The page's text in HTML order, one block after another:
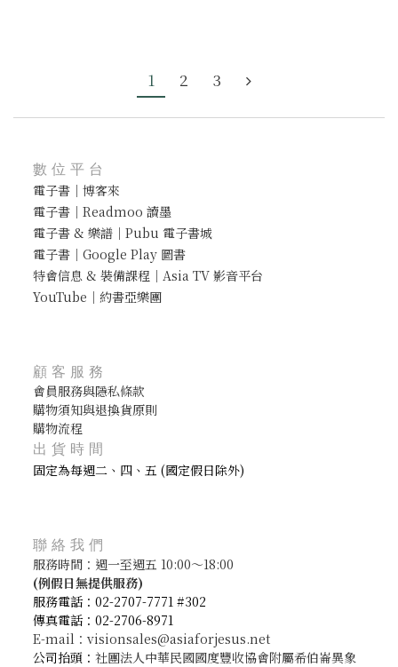
1 2 3
數位平台
電子書｜博客來
電子書｜Readmoo 讀墨
電子書 & 樂譜｜Pubu 電子書城
電子書｜Google Play 圖書
特會信息 & 裝備課程｜Asia TV 影音平台
YouTube｜約書亞樂團
顧客服務
會員服務與隱私條款
購物須知與退換貨原則
購物流程
出貨時間
固定為每週二、四、五 (國定假日除外)
聯絡我們
服務時間：週一至週五 10:00～18:00
(例假日無提供服務)
服務電話：02-2707-7771 #302
傳真電話：02-2706-8971
E-mail：visionsales@asiaforjesus.net
公司抬頭： 社團法人中華民國國度豐收協會附屬希伯崙異象